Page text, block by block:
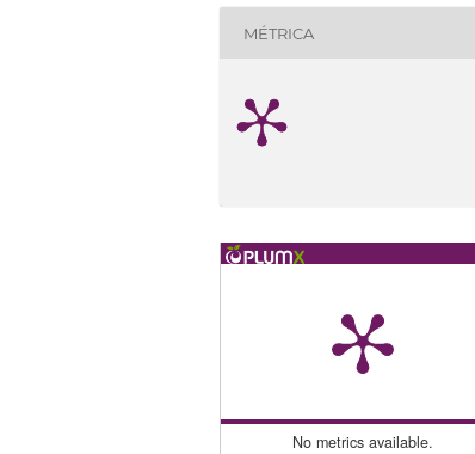
MÉTRICA
No metrics available.